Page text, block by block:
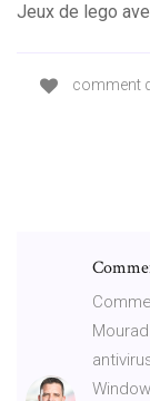
Jeux de lego
comment